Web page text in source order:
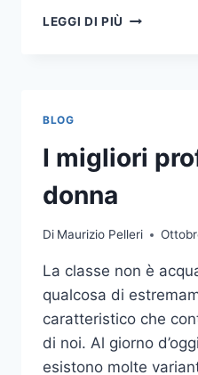
LEGGI DI PIÙ
VIDEO
BLOG
I migliori
donna
Di Maurizio Pelleri
La classe non è
qualcosa di
caratteristico che
di noi. Al giorno
esistono molte